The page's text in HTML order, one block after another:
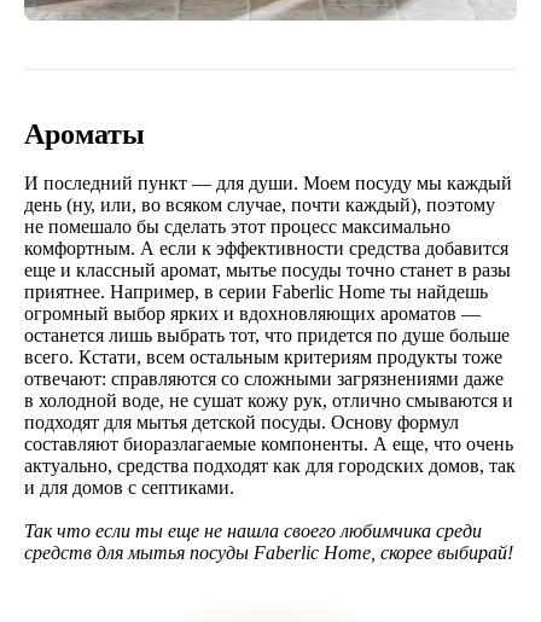
Ароматы
И последний пункт — для души. Моем посуду мы каждый
день (ну, или, во всяком случае, почти каждый), поэтому
не помешало бы сделать этот процесс максимально
комфортным. А если к эффективности средства добавится
еще и классный аромат, мытье посуды точно станет в разы
приятнее. Например, в серии Faberlic Home ты найдешь
огромный выбор ярких и вдохновляющих ароматов —
останется лишь выбрать тот, что придется по душе больше
всего. Кстати, всем остальным критериям продукты тоже
отвечают: справляются со сложными загрязнениями даже
в холодной воде, не сушат кожу рук, отлично смываются и
подходят для мытья детской посуды. Основу формул
составляют биоразлагаемые компоненты. А еще, что очень
актуально, средства подходят как для городских домов, так
и для домов с септиками.
Так что если ты еще не нашла своего любимчика среди
средств для мытья посуды Faberlic Home, скорее выбирай!